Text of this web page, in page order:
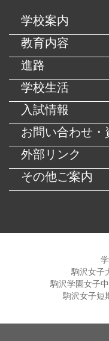
学校案内
教育内容
進路
学校生活
入試情報
お問い合わせ・
外部リンク
その他ご案内
駒沢女子
駒沢学園女子
駒沢女子短